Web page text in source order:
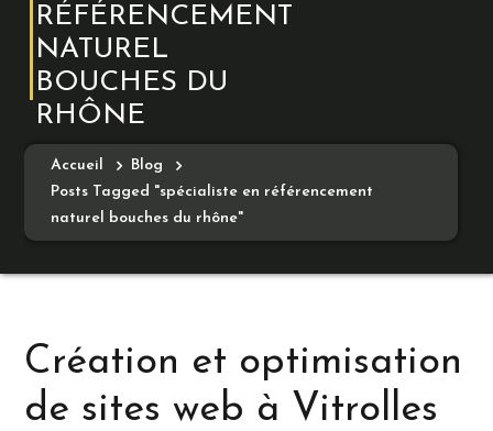
RÉFÉRENCEMENT
NATUREL
BOUCHES DU
RHÔNE
Accueil
Blog
Posts Tagged "spécialiste en référencement
naturel bouches du rhône"
Création et optimisation
de sites web à Vitrolles